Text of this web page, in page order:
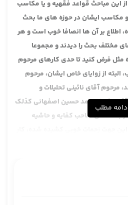
این مباحث قواعد فقهیه و یا مکاسب
مکاسب ایشان در حوزه های ما بحث
اطلاع بر آن ها انصافا خوب است و هر
مختلف بحث را دیدند و مجموعا
فرض کنید تا حدی کارهای مرحوم
از زوایای خاص ایشان، مرحوم
مرحوم آقای نائینی تحلیلات و
آقای شیخ محمد حسین اصفهانی کذلک
بحث های صاحب کفایه و حاشیه
دارد بگوییم و در ضمن آن نکات
و دیگه انصافا اگر بخواهیم همه
مطلب